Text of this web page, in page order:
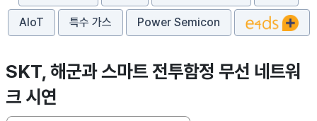
AIoT 특수 가스 Power Semicon
SKT, 해군과 스마트 전투함정 무선 네트워
크 시연